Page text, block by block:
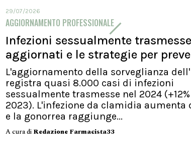
29/07/2026
AGGIORNAMENTO PROFESSIONALE
Infezioni sessualmente
aggiornati e le strategie per
L'aggiornamento della sorveglianza
registra quasi 8.000 casi di infezioni
sessualmente trasmesse nel 2024
2023). L'infezione da clamidia aumenta
e la gonorrea raggiunge...
A cura di Redazione Farmacista33